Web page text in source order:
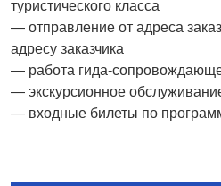
туристического класса
— отправление от адреса
адресу заказчика
— работа гида-
— экскурсионное
— входные билеты по